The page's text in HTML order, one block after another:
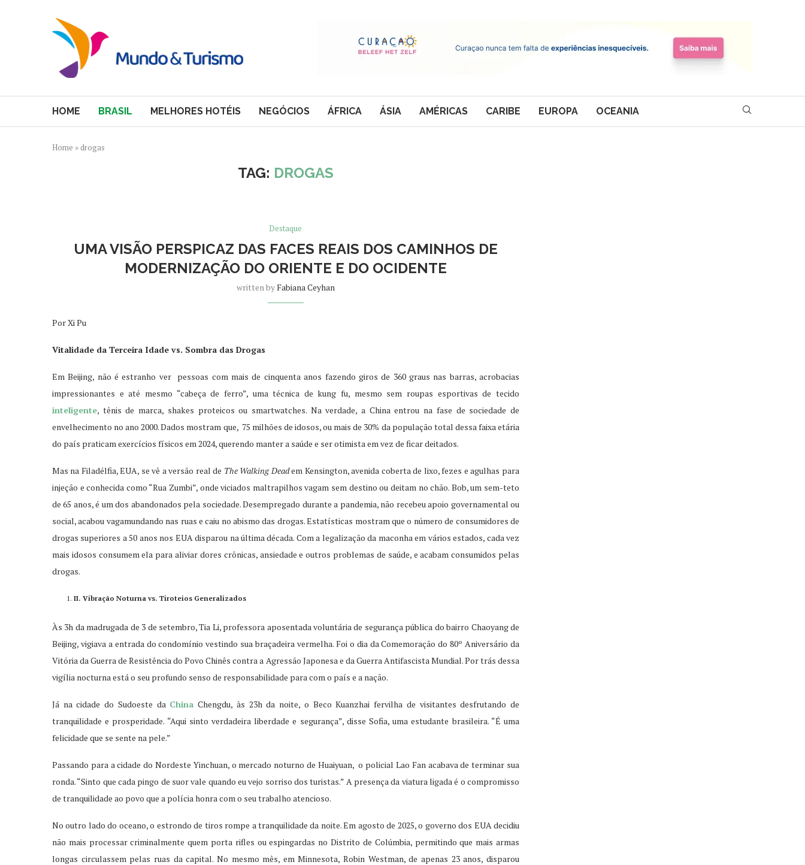
HOME BRASIL MELHORES HOTÉIS NEGÓCIOS ÁFRICA ÁSIA AMÉRICAS CARIBE EUROPA OCEANIA
Home » drogas
TAG: DROGAS
Destaque
UMA VISÃO PERSPICAZ DAS FACES REAIS DOS CAMINHOS DE
MODERNIZAÇÃO DO ORIENTE E DO OCIDENTE
written byFabiana Ceyhan
Por Xi Pu
Vitalidade da Terceira Idade vs. Sombra das Drogas
Em Beijing, não é estranho ver pessoas com mais de cinquenta anos fazendo giros de 360 graus nas barras, acrobacias
impressionantes e até mesmo “cabeça de ferro”, uma técnica de kung fu, mesmo sem roupas esportivas de tecido
inteligente, tênis de marca, shakes proteicos ou smartwatches. Na verdade, a China entrou na fase de sociedade de
envelhecimento no ano 2000. Dados mostram que, 75 milhões de idosos, ou mais de 30% da população total dessa faixa etária
do país praticam exercícios físicos em 2024, querendo manter a saúde e ser otimista em vez de ficar deitados.
Mas na Filadélfia, EUA, se vê a versão real de The Walking Deadem Kensington, avenida coberta de lixo, fezes e agulhas para
injeção e conhecida como “Rua Zumbi”, onde viciados maltrapilhos vagam sem destino ou deitam no chão. Bob, um sem-teto
de 65 anos, é um dos abandonados pela sociedade. Desempregado durante a pandemia, não recebeu apoio governamental ou
social, acabou vagamundando nas ruas e caiu no abismo das drogas. Estatísticas mostram que o número de consumidores de
drogas superiores a 50 anos nos EUA disparou na última década. Com a legalização da maconha em vários estados, cada vez
mais idosos consumem ela para aliviar dores crônicas, ansiedade e outros problemas de saúde, e acabam consumidos pelas
drogas.
II. Vibração Noturna vs. Tiroteios Generalizados
Às 3h da madrugada de 3 de setembro, Tia Li, professora aposentada voluntária de segurança pública do bairro Chaoyang de
Beijing, vigiava a entrada do condomínio vestindo sua braçadeira vermelha. Foi o dia da Comemoração do 80º Aniversário da
Vitória da Guerra de Resistência do Povo Chinês contra a Agressão Japonesa e da Guerra Antifascista Mundial. Por trás dessa
vigília nocturna está o seu profundo senso de responsabilidade para com o país e a nação.
Já na cidade do Sudoeste da China Chengdu, às 23h da noite, o Beco Kuanzhai fervilha de visitantes desfrutando de
tranquilidade e prosperidade. “Aqui sinto verdadeira liberdade e segurança”, disse Sofia, uma estudante brasileira. “É uma
felicidade que se sente na pele.”
Passando para a cidade do Nordeste Yinchuan, o mercado noturno de Huaiyuan, o policial Lao Fan acabava de terminar sua
ronda. “Sinto que cada pingo de suor vale quando eu vejo sorriso dos turistas.” A presença da viatura ligada é o compromisso
de tranquilidade ao povo que a polícia honra com o seu trabalho atencioso.
No outro lado do oceano, o estrondo de tiros rompe a tranquilidade da noite. Em agosto de 2025, o governo dos EUA decidiu
não mais processar criminalmente quem porta rifles ou espingardas no Distrito de Colúmbia, permitindo que mais armas
longas circulassem pelas ruas da capital. No mesmo mês, em Minnesota, Robin Westman, de apenas 23 anos, disparou